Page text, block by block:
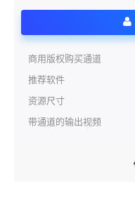
商用版权购买通道
推荐软件
资源尺寸
带通道的输出视频